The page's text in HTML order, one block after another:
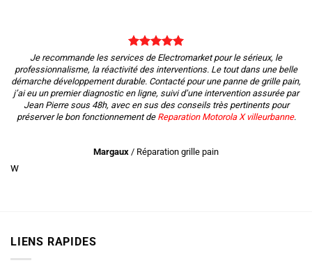
Je recommande les services de Electromarket pour le sérieux, le
professionnalisme, la réactivité des interventions. Le tout dans une belle
démarche développement durable. Contacté pour une panne de grille pain,
j’ai eu un premier diagnostic en ligne, suivi d’une intervention assurée par
Jean Pierre sous 48h, avec en sus des conseils très pertinents pour
préserver le bon fonctionnement de Reparation Motorola X villeurbanne.
Margaux / Réparation grille pain
w
LIENS RAPIDES